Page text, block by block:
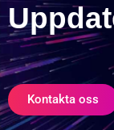
Kontakta oss